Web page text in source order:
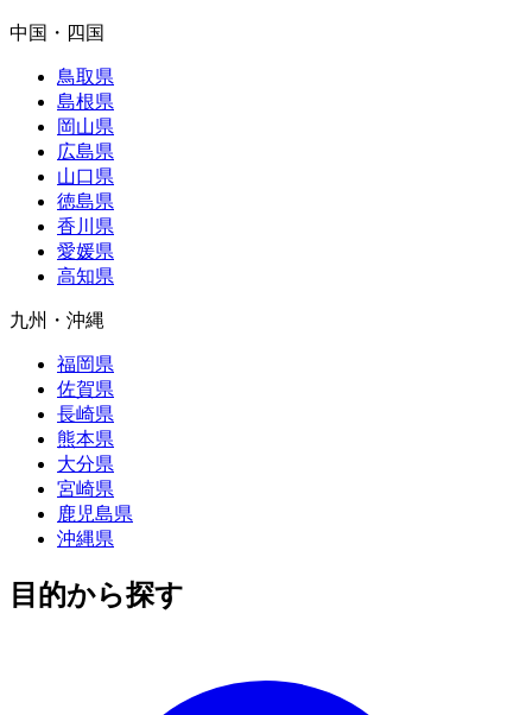
中国・四国
鳥取県
島根県
岡山県
広島県
山口県
徳島県
香川県
愛媛県
高知県
九州・沖縄
福岡県
佐賀県
長崎県
熊本県
大分県
宮崎県
鹿児島県
沖縄県
目的から探す